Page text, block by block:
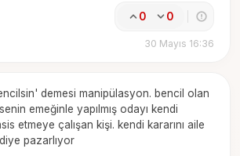
0 0
30 Mayıs 16:36
demesi manipülasyon. bencil olan
emeğinle yapılmış odayı kendi
etmeye çalışan kişi. kendi kararını aile
pazarlıyor